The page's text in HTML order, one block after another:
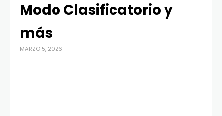
Modo Clasificatorio y
más
MARZO 5, 2026